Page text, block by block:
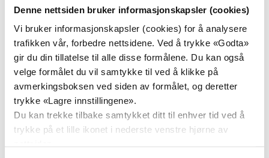
Denne nettsiden bruker informasjonskapsler (cookies)
Vi bruker informasjonskapsler (cookies) for å analysere
trafikken vår, forbedre nettsidene. Ved å trykke «Godta»
gir du din tillatelse til alle disse formålene. Du kan også
velge formålet du vil samtykke til ved å klikke på
avmerkingsboksen ved siden av formålet, og deretter
trykke «Lagre innstillingene».
Du kan trekke tilbake samtykket ditt til enhver tid ved å
trykke på et lille ikonet i nederste venstre hjørne av
Del
på
Facebook
Del
på
Twitter
23.
nov.
Bystyremøte Oslo
Oslo Rådhus